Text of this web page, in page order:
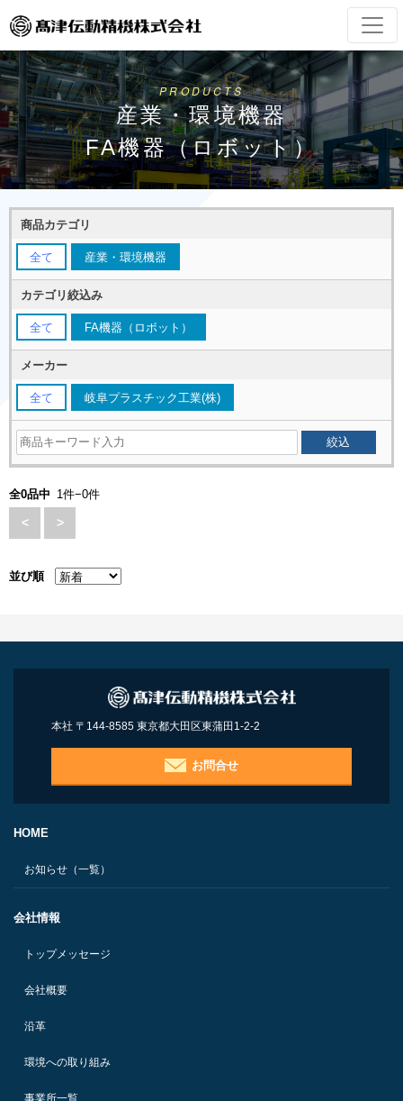
PRODUCTS
産業・環境機器
FA機器（ロボット）
商品カテゴリ
全て 産業・環境機器
カテゴリ絞込み
全て FA機器（ロボット）
メーカー
全て 岐阜プラスチック工業(株)
全0品中 1件−0件
< >
並び順
本社 〒144-8585 東京都大田区東蒲田1-2-2
お問合せ
HOME
お知らせ（一覧）
会社情報
トップメッセージ
会社概要
沿革
環境への取り組み
事業所一覧